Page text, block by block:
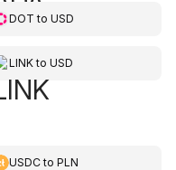
DOT toUSD
LINKtoUSD
USDCtoPLN